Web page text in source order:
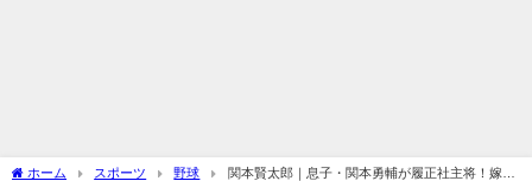
ホーム スポーツ 野球
関本賢太郎｜息子・関本勇輔が履正社主将！嫁と